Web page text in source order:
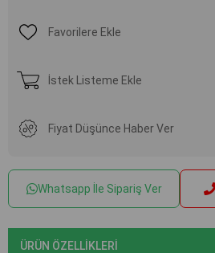
Favorilere Ekle
İstek Listeme Ekle
Fiyat Düşünce Haber Ver
Whatsapp İle Sipariş Ver
ÜRÜN ÖZELLIKLERI